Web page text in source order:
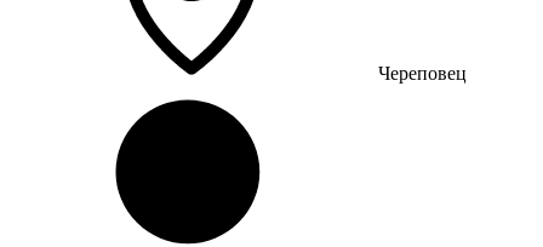
Череповец